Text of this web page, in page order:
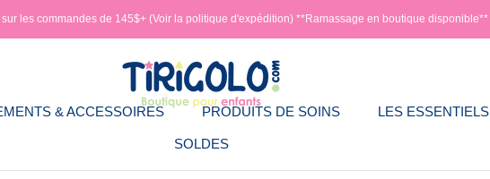
les commandes de 145$+ (Voir la politique d'expédition) **Ramassage en boutique disponible**
& ACCESSOIRES PRODUITS DE SOINS LES ESSENTIELS
SOLDES